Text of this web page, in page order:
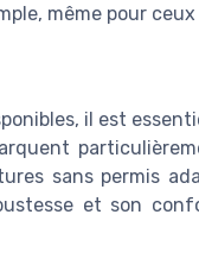
même pour
il est
sans permis
et son